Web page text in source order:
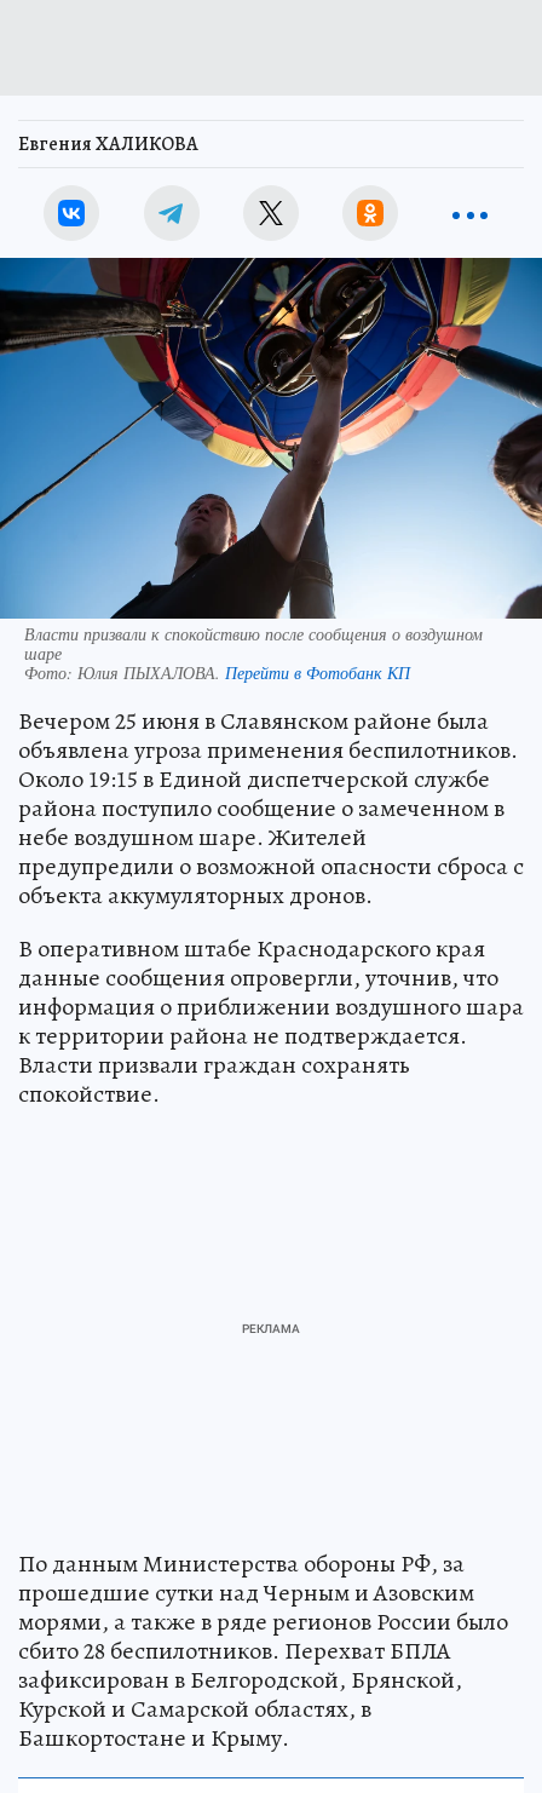
Евгения ХАЛИКОВА
Власти призвали к спокойствию после сообщения о воздушном
шаре
Фото: Юлия ПЫХАЛОВА. Перейти в Фотобанк КП
Вечером 25 июня в Славянском районе была
объявлена угроза применения беспилотников.
Около 19:15 в Единой диспетчерской службе
района поступило сообщение о замеченном в
небе воздушном шаре. Жителей
предупредили о возможной опасности сброса с
объекта аккумуляторных дронов.
В оперативном штабе Краснодарского края
данные сообщения опровергли, уточнив, что
информация о приближении воздушного шара
к территории района не подтверждается.
Власти призвали граждан сохранять
спокойствие.
По данным Министерства обороны РФ, за
прошедшие сутки над Черным и Азовским
морями, а также в ряде регионов России было
сбито 28 беспилотников. Перехват БПЛА
зафиксирован в Белгородской, Брянской,
Курской и Самарской областях, в
Башкортостане и Крыму.